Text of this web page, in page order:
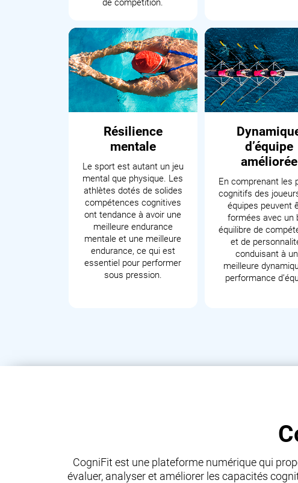
de compétition.
Résilience
mentale
Le sport est autant un jeu
mental que physique. Les
athlètes dotés de solides
compétences cognitives
ont tendance à avoir une
meilleure endurance
mentale et une meilleure
endurance, ce qui est
essentiel pour performer
sous pression.
d’équipe
améliorée
En comprenant les
cognitifs des
équipes peuvent
formées avec un
équilibre de
et de
conduisant à
meilleure
performance
CogniFit est une plateforme numérique qui
évaluer, analyser et améliorer les capacités